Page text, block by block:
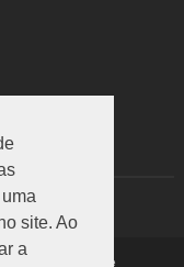
site. Ao
a
de Privacidade